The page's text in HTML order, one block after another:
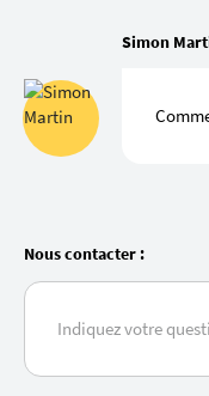
Simon
Nous contacter :